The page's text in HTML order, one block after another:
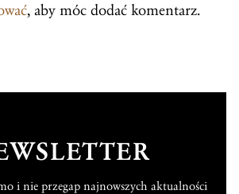
, aby móc dodać komentarz.
i nie przegap najnowszych aktualności